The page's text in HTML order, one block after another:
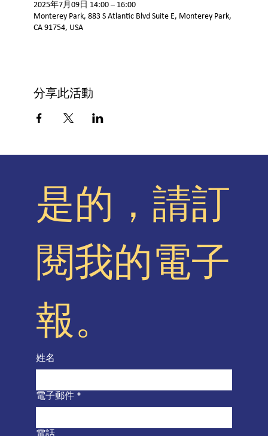
2025年7月09日 14:00 – 16:00
Monterey Park, 883 S Atlantic Blvd Suite E, Monterey Park,
CA 91754, USA
分享此活動
是的，請訂
閱我的電子
報。
姓名
電子郵件 *